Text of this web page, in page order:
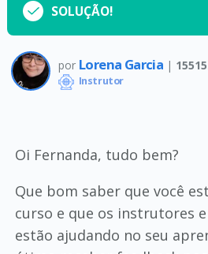
SOLUÇÃO!
por Lorena Garcia |
Instrutor
Oi Fernanda, tudo bem?
Que bom saber que você
curso e que os instrutores
estão ajudando no seu